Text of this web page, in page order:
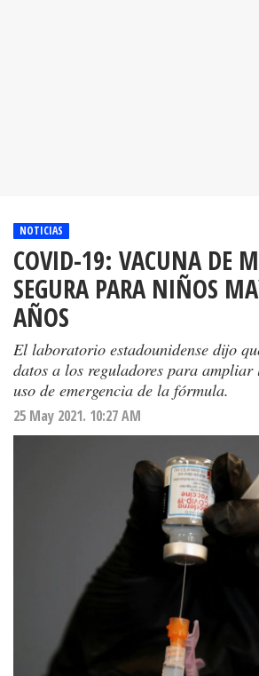
NOTICIAS
COVID-19: VACUNA DE
SEGURA PARA NIÑOS
AÑOS
El laboratorio estadounidense dijo
datos a los reguladores para
uso de emergencia de la fórmula.
25 May 2021. 10:27 AM